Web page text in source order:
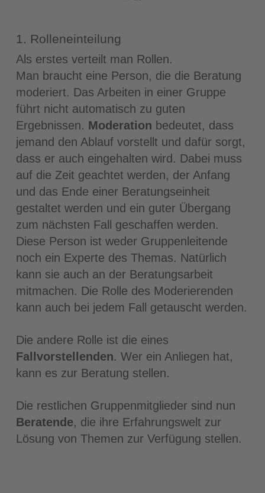
1. Rolleneinteilung
Als erstes verteilt man Rollen.
Man braucht eine Person, die die Beratung
moderiert. Das Arbeiten in einer Gruppe
führt nicht automatisch zu guten
Ergebnissen. Moderation bedeutet, dass
jemand den Ablauf vorstellt und dafür sorgt,
dass er auch eingehalten wird. Dabei muss
auf die Zeit geachtet werden, der Anfang
und das Ende einer Beratungseinheit
gestaltet werden und ein guter Übergang
zum nächsten Fall geschaffen werden.
Diese Person ist weder Gruppenleitende
noch ein Experte des Themas. Natürlich
kann sie auch an der Beratungsarbeit
mitmachen. Die Rolle des Moderierenden
kann auch bei jedem Fall getauscht werden.
Die andere Rolle ist die eines
Fallvorstellenden. Wer ein Anliegen hat,
kann es zur Beratung stellen.
Die restlichen Gruppenmitglieder sind nun
Beratende, die ihre Erfahrungswelt zur
Lösung von Themen zur Verfügung stellen.